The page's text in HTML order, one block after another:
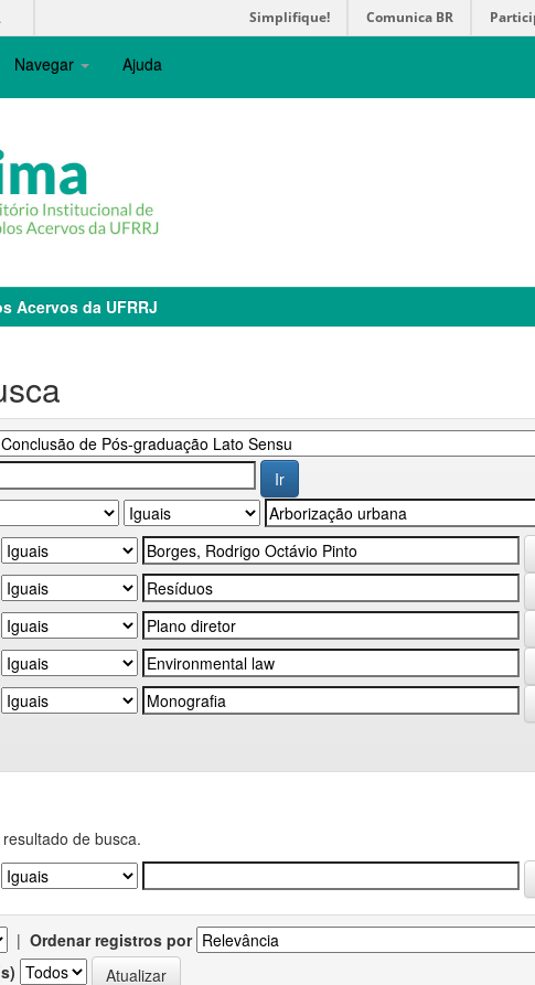
Simplifique! Comunica BR
Navegar Ajuda
Acervos da UFRRJ
de busca.
| Ordenar registros por